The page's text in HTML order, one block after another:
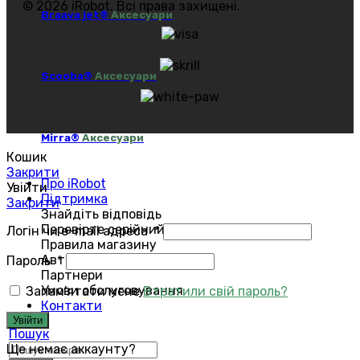
Braava jet® Аксесуари
Scooba® Аксесуари
Mirra®Аксесуари
Про iRobot
Підтримка
Знайдіть відповідь
Перевірте серійний номер
Правила магазину
Авторизований сервіс
Партнери
Умови обслуговування
Контакти
Пошук
© 2026 iRobot. Всі права захищені.
Кошик
Закрити
Увійти
Закрити
Логін чи e-mail адреса*
Пароль*
Запам'ятати мене Втратили свій пароль?
Увійти
Ще немає аккаунту?